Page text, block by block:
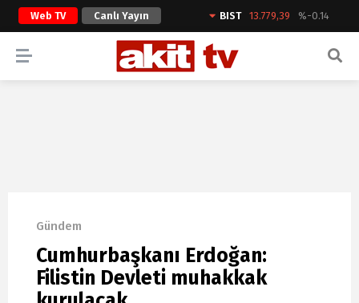
Web TV Canlı Yayın BIST 13.779,39 %-0.14
ARAMA YAP
Gündem
Cumhurbaşkanı Erdoğan:
Filistin Devleti muhakkak